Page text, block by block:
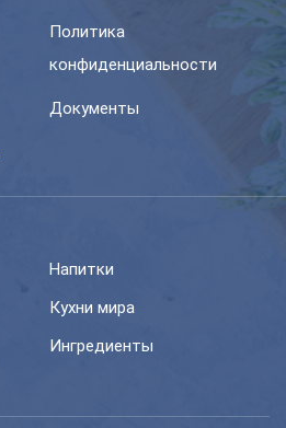
Политика
конфиденциальности
Документы
Напитки
Кухни мира
Ингредиенты